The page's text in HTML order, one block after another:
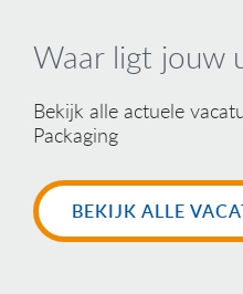
Waar ligt jouw
Bekijk alle actuele
Packaging
BEKIJK ALLE